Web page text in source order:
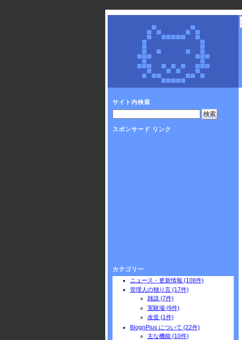
サイト内検索
スポンサード リンク
カテゴリー
ニュース・更新情報 (108件)
管理人の独り言 (17件)
雑談 (7件)
実験場 (9件)
改造 (1件)
BlognPlus について (22件)
主な機能 (10件)